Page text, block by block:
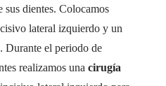
dientes. Colocamos
lateral izquierdo y un
Durante el periodo de
realizamos una cirugía